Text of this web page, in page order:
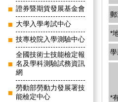
證券暨期貨發展基金會
大學入學考試中心
技專校院入學測驗中心
全國技術士技能檢定報
名及學科測驗試務資訊
網
勞動部勞動力發展署技
能檢定中心
*
*